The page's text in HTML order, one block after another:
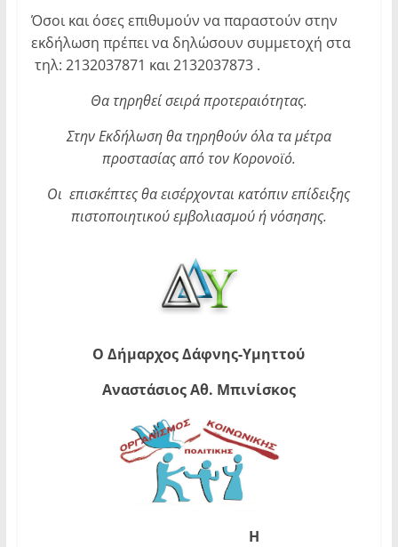
Όσοι και όσες επιθυμούν να παραστούν στην
εκδήλωση πρέπει να δηλώσουν συμμετοχή στα
τηλ: 2132037871 και 2132037873 .
Θα τηρηθεί σειρά προτεραιότητας.
Στην Εκδήλωση θα τηρηθούν όλα τα μέτρα
προστασίας από τον Κορονοϊό.
Οι επισκέπτες θα εισέρχονται κατόπιν επίδειξης
πιστοποιητικού εμβολιασμού ή νόσησης.
Ο Δήμαρχος Δάφνης-Υμηττού
Αναστάσιος Αθ. Μπινίσκος
Η